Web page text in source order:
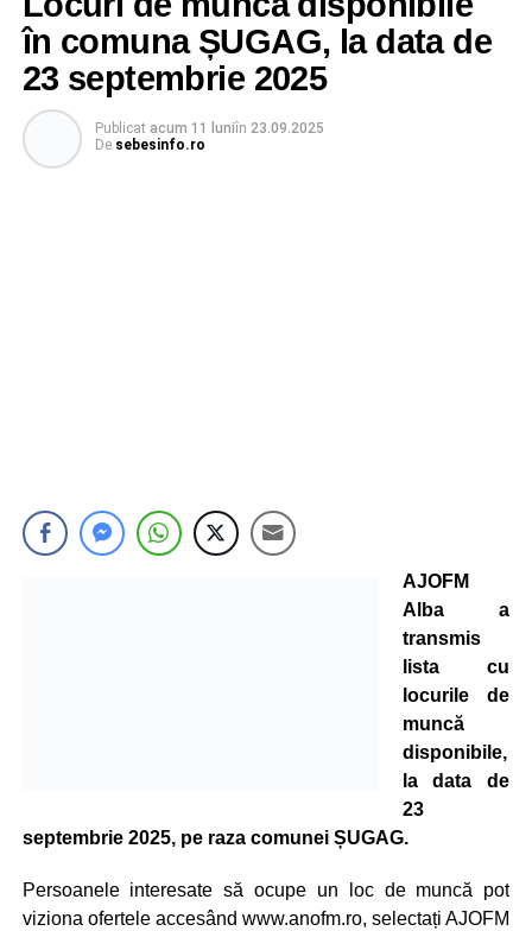
în comuna ȘUGAG, la data de
23 septembrie 2025
Publicat acum 11 luniîn 23.09.2025
De sebesinfo.ro
AJOFM
Alba a
transmis
lista cu
locurile de
muncă
disponibile,
la data de
23
septembrie 2025, pe raza comunei ȘUGAG.
Persoanele interesate să ocupe un loc de muncă pot
viziona ofertele accesând www.anofm.ro, selectați AJOFM